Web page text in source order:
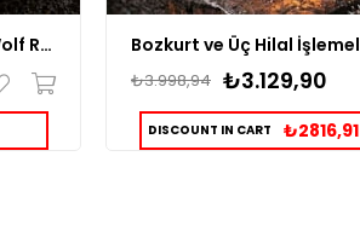
Handmade Gray Predator Wolf Ring
₺3.129,90
₺3.998,94
DISCOUNT IN CART ₺2816,91